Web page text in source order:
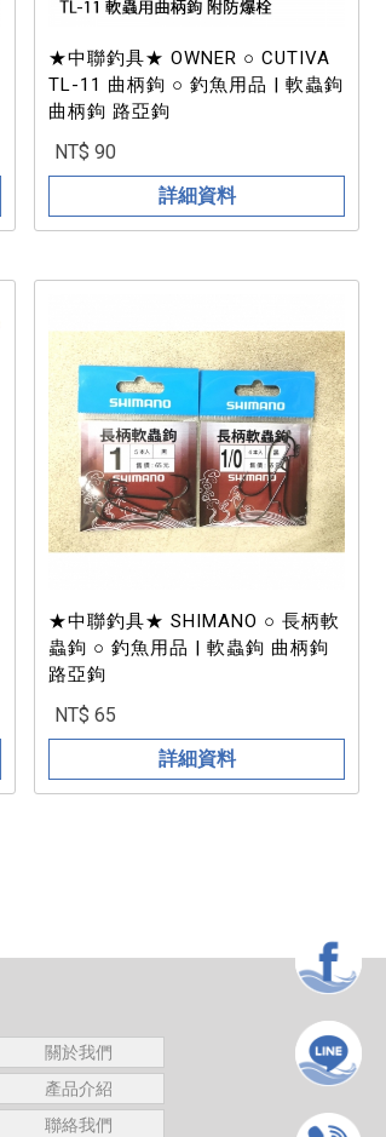
★中聯釣具★ OWNER ○ CUTIVA
TL-11 曲柄鉤 ○ 釣魚用品 | 軟蟲鉤
曲柄鉤 路亞鉤
NT$ 90
詳細資料
★中聯釣具★ SHIMANO ○ 長柄軟
蟲鉤 ○ 釣魚用品 | 軟蟲鉤 曲柄鉤
路亞鉤
NT$ 65
詳細資料
關於我們
產品介紹
聯絡我們